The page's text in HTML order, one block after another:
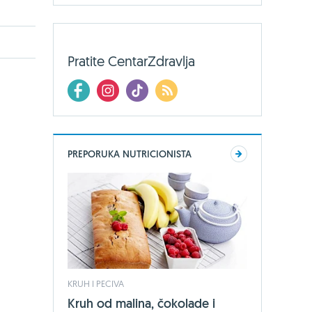
Pratite CentarZdravlja
PREPORUKA NUTRICIONISTA
KRUH I PECIVA
Kruh od malina, čokolade i